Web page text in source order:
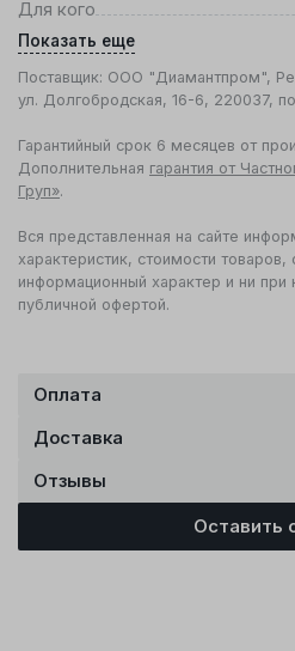
Для кого
Показать еще
Поставщик: ООО "Диамантпром",
ул. Долгобродская, 16-6, 220037,
Гарантийный срок 6 месяцев от
Дополнительная гарантия от
Груп».
Вся представленная на сайте
характеристик, стоимости
информационный характер и ни при
публичной офертой.
Оплата
Доставка
Отзывы
Оставить